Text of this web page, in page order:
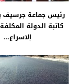
إلاسراع...